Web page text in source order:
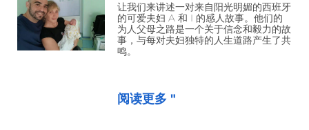
让我们来讲述一对来自阳光明媚的西班牙
的可爱夫妇 A 和 I 的感人故事。他们的
为人父母之路是一个关于信念和毅力的故
事，与每对夫妇独特的人生道路产生了共
鸣。
阅读更多 "